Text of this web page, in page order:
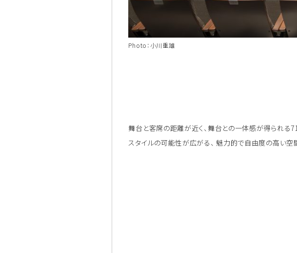
Photo：小川重雄
舞台と客席の距離が近く、舞台との一体感が得られる
スタイルの可能性が広がる、 魅力的で自由度の高い空